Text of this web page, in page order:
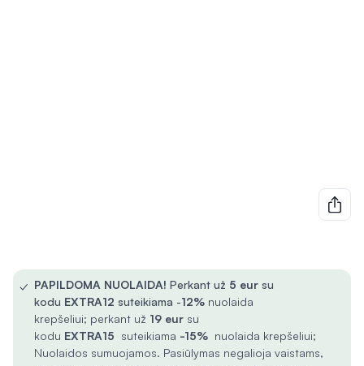
✓ PAPILDOMA NUOLAIDA! Perkant už 5 eur su
kodu EXTRA12 suteikiama -12% nuolaida
krepšeliui; perkant už 19 eur su
kodu EXTRA15 suteikiama -15% nuolaida krepšeliui;
Nuolaidos sumuojamos. Pasiūlymas negalioja vaistams,